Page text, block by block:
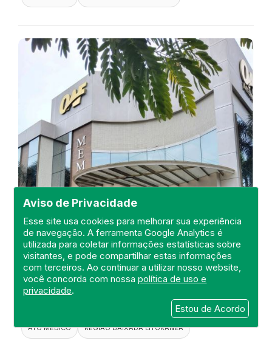
Aviso de Privacidade
Esse site usa cookies para melhorar sua experiência
de navegação. A ferramenta Google Analytics é
utilizada para coletar informações estatísticas sobre
visitantes, e pode compartilhar estas informações
com terceiros. Ao continuar a utilizar nosso website,
você concorda com nossapolítica de uso e
privacidade.
Estou de Acordo
Visita ao Memorial Oaf Araruama
LTDA
DEFIS
24 de October de 2024
ATO MÉDICO
REGIÃO BAIXADA LITORANEA